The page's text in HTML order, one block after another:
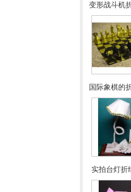
变形战斗机
国际象棋的
实拍台灯折